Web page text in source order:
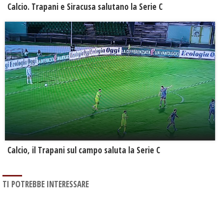
Calcio. Trapani e Siracusa salutano la Serie C
Calcio, il Trapani sul campo saluta la Serie C
TI POTREBBE INTERESSARE